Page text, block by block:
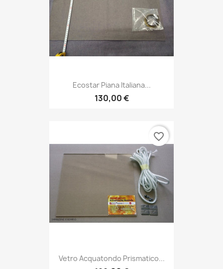
Ecostar Piana Italiana...
130,00 €
Vetro Acquatondo Prismatico...
favorite_border